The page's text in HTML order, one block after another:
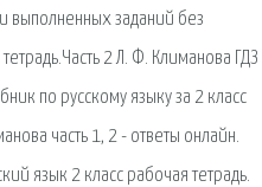
выполненных заданий без
2 Л. Ф. Климанова ГДЗ
по русскому языку за 2 класс
часть 1, 2 - ответы онлайн.
язык 2 класс рабочая тетрадь.